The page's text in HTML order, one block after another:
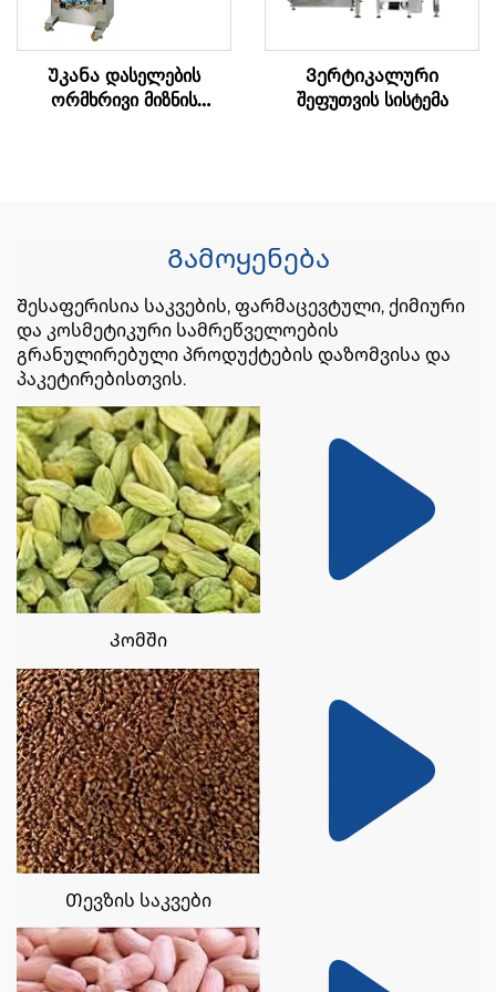
Უკანა დასელების
ორმხრივი მიზნის
Ვერტიკალური
შეფუთვის სისტემა
Გამოყენება
Შესაფერისია საკვების, ფარმაცევტული, ქიმიური
და კოსმეტიკური სამრეწველოების
გრანულირებული პროდუქტების დაზომვისა და
პაკეტირებისთვის.
Კომში
Თევზის საკვები